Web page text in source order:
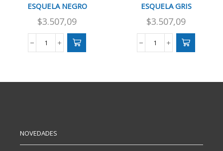
ESQUELA NEGRO
$3.507,09
CLASIFICADOR
cantidad
ESQUELA GRIS
$3.507,09
CLASIFICADOR
cantidad
NOVEDADES